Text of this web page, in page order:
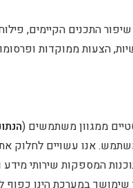
התכנים הקיימים, פילוח
הצעות ממוקדות
ממגוון משתמשים (
אנו עשויים לחלוק